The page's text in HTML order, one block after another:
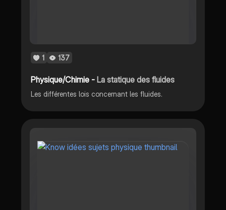
1 137
Physique/Chimie -La statique des fluides
Les différentes lois concernant les fluides.